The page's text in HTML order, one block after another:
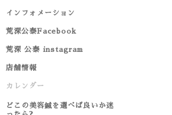
インフォメーション
荒深公泰Facebook
荒深 公泰 instagram
店舗情報
カレンダー
どこの美容鍼を選べば良いか迷